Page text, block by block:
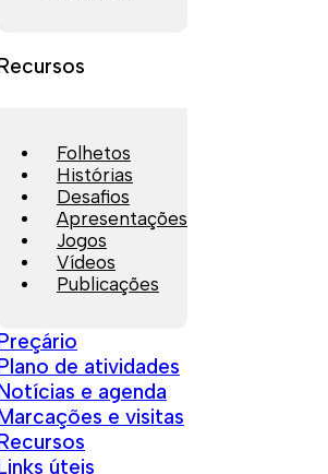
Folhetos
Histórias
Desafios
Apresentações
Jogos
Vídeos
Publicações
de atividades
e agenda
e visitas
úteis